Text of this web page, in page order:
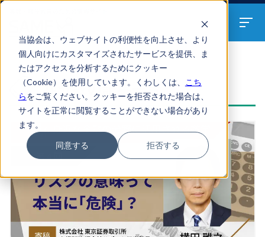
当協会は、ウェブサイトの利便性を向上させ、より
個人向けにカスタマイズされたサービスを提供、ま
たはアクセスを分析するためにクッキー
（Cookie）を使用しています。くわしくは、
こち
らをご覧ください。クッキーを拒否された場合は、
サイトを正常に閲覧することができない場合があり
ます。
同意する 拒否する
ARTICLES
共分散の記事一覧